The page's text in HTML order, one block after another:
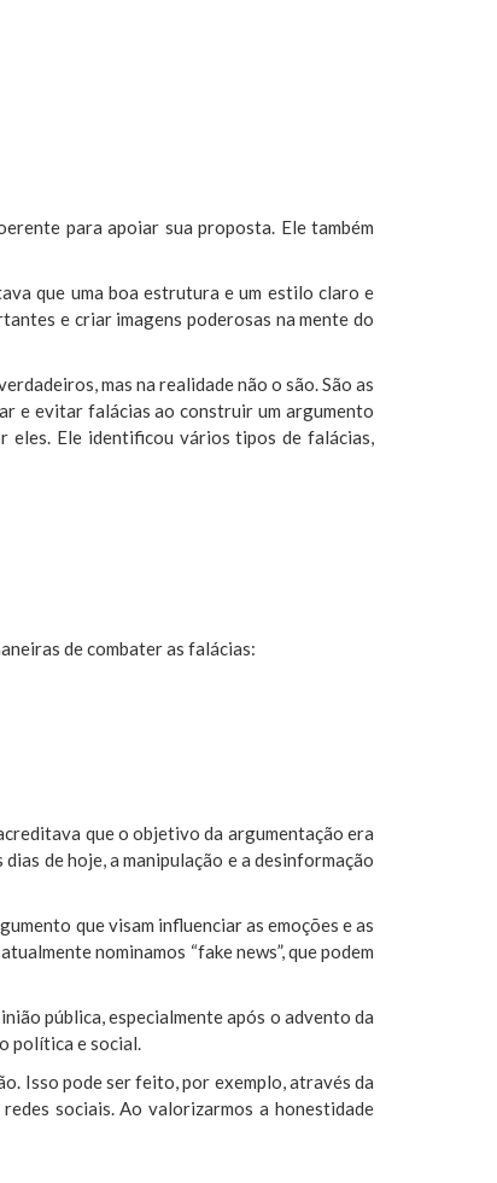
para apoiar sua proposta. Ele também
que uma boa estrutura e um estilo claro e
e criar imagens poderosas na mente do
mas na realidade não o são. São as
e evitar falácias ao construir um argumento
eles. Ele identificou vários tipos de falácias,
de combater as falácias:
que o objetivo da argumentação era
de hoje, a manipulação e a desinformação
que visam influenciar as emoções e as
nominamos “fake news”, que podem
pública, especialmente após o advento da
política e social.
Isso pode ser feito, por exemplo, através da
sociais. Ao valorizarmos a honestidade